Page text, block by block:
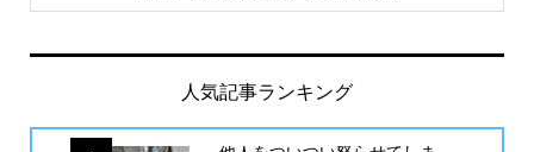
人気記事ランキング